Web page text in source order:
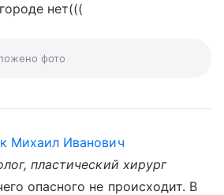
нет(((
фото
Михаил Иванович
пластический хирург
опасного не происходит. В